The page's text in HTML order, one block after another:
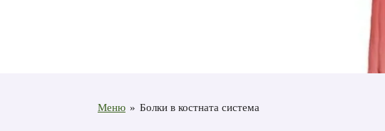
Меню » Болки в костната система